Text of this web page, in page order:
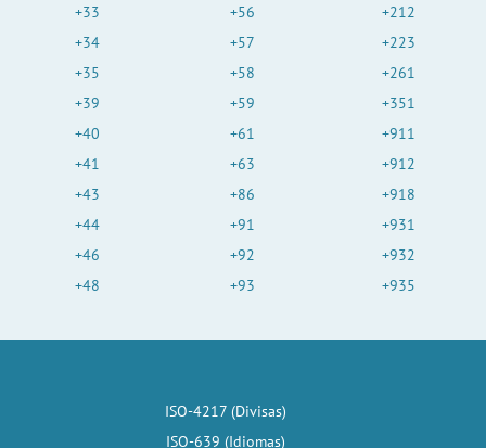
+33
+34
+35
+39
+40
+41
+43
+44
+46
+48
+56
+57
+58
+59
+61
+63
+86
+91
+92
+93
+212
+223
+261
+351
+911
+912
+918
+931
+932
+935
ISO-4217 (Divisas)
ISO-639 (Idiomas)